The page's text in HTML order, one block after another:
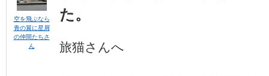
空を飛ぶなら
青の翼に星屑
の仲間たちさ
ん
た。
旅猫さんへ